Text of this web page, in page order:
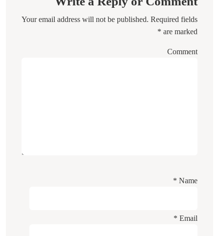
Your email address will not be published. Required fields
are marked
*
Comment
Name
*
Email
*